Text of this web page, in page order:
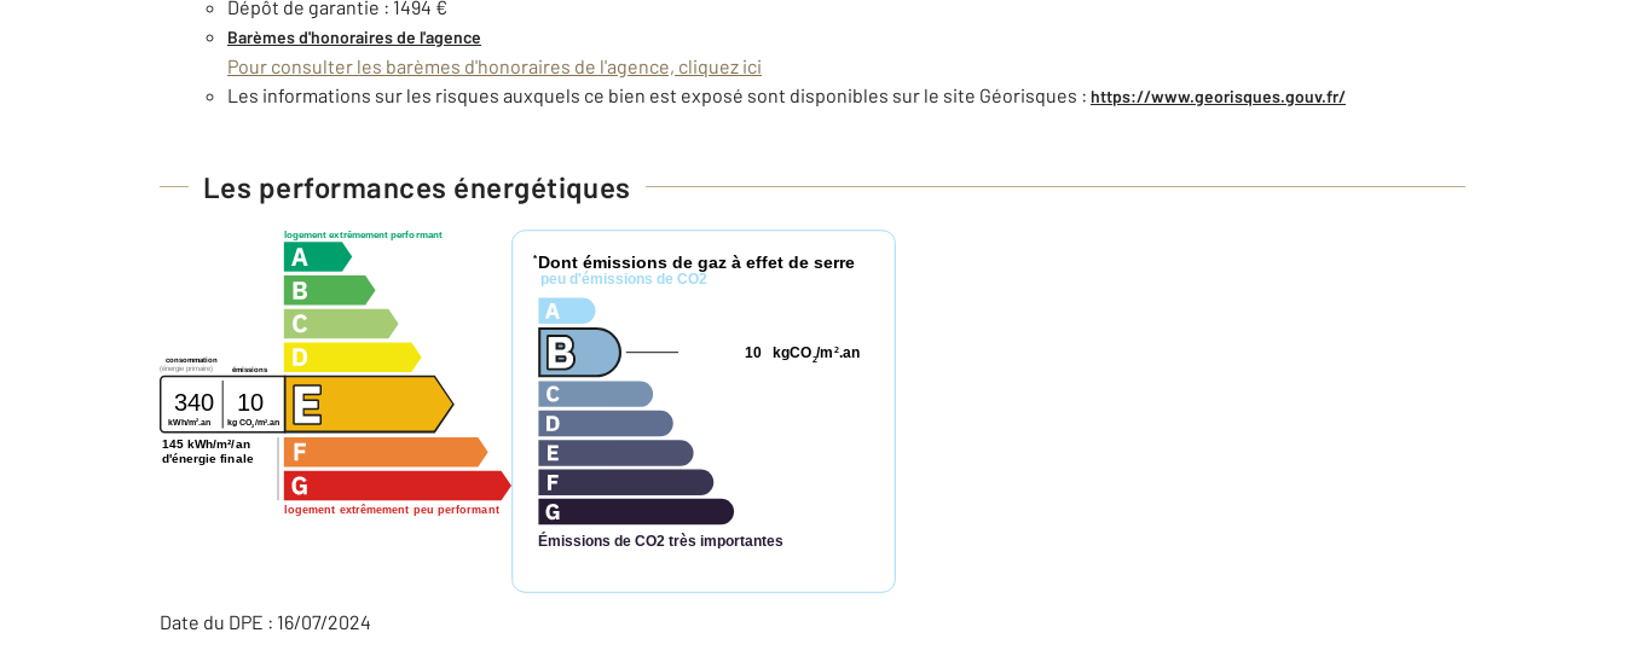
Dépôt de garantie : 1494 €
Barèmes d'honoraires de l'agence
Pour consulter les barèmes d'honoraires de l'agence, cliquez ici
Les informations sur les risques auxquels ce bien est exposé sont disponibles sur le site Géorisques : https://www.georisques.gouv.fr/
Les performances énergétiques
logement extrêmement performant
logement extrêmement peu performant
consommation
émissions
(énergie primaire)
340 10
kWh/m2 .an kg CO2/m2 .an
145 kWh/m²/an
d'énergie finale
* Dont émissions de gaz à effet de serre
peu d'émissions de CO2
Émissions de CO2 très importantes
kgCO2/m 2.an
10
Date du DPE : 16/07/2024